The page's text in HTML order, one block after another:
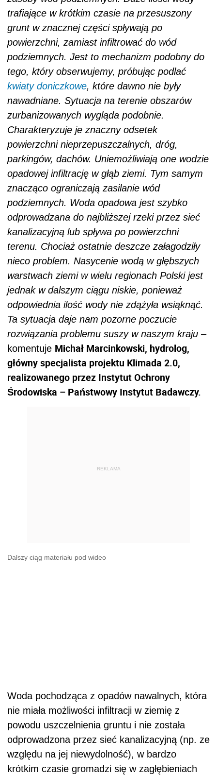
trafiające w krótkim czasie na przesuszony
grunt w znacznej części spływają po
powierzchni, zamiast infiltrować do wód
podziemnych. Jest to mechanizm podobny do
tego, który obserwujemy, próbując podlać
kwiaty doniczkowe, które dawno nie były
nawadniane. Sytuacja na terenie obszarów
zurbanizowanych wygląda podobnie.
Charakteryzuje je znaczny odsetek
powierzchni nieprzepuszczalnych, dróg,
parkingów, dachów. Uniemożliwiają one wodzie
opadowej infiltrację w głąb ziemi. Tym samym
znacząco ograniczają zasilanie wód
podziemnych. Woda opadowa jest szybko
odprowadzana do najbliższej rzeki przez sieć
kanalizacyjną lub spływa po powierzchni
terenu. Chociaż ostatnie deszcze załagodziły
nieco problem. Nasycenie wodą w głębszych
warstwach ziemi w wielu regionach Polski jest
jednak w dalszym ciągu niskie, ponieważ
odpowiednia ilość wody nie zdążyła wsiąknąć.
Ta sytuacja daje nam pozorne poczucie
rozwiązania problemu suszy w naszym kraju –
komentuje Michał Marcinkowski, hydrolog,
główny specjalista projektu Klimada 2.0,
realizowanego przez Instytut Ochrony
Środowiska – Państwowy Instytut Badawczy.
REKLAMA
Dalszy ciąg materiału pod wideo
Woda pochodząca z opadów nawalnych, która
nie miała możliwości infiltracji w ziemię z
powodu uszczelnienia gruntu i nie została
odprowadzona przez sieć kanalizacyjną (np. ze
względu na jej niewydolność), w bardzo
krótkim czasie gromadzi się w zagłębieniach